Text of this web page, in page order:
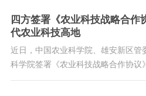
四方签署《农业科技战略合作
代农业科技高地
近日，中国农业科学院、雄安新区管
科学院签署《农业科技战略合作协议